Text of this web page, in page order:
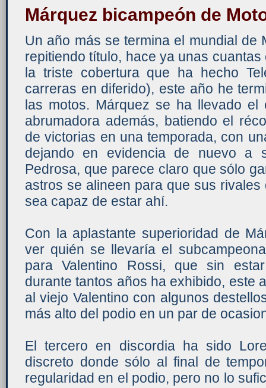
Márquez bicampeón de
Un año más se termina el mundial de
repitiendo título, hace ya unas
la triste cobertura que ha hecho
carreras en diferido), este año he
las motos. Márquez se ha llevado el
abrumadora además, batiendo el
de victorias en una temporada, con
dejando en evidencia de nuevo a
Pedrosa, que parece claro que sólo
astros se alineen para que sus
sea capaz de estar ahí.
Con la aplastante superioridad de
ver quién se llevaría el
para Valentino Rossi, que sin
durante tantos años ha exhibido, este
al viejo Valentino con algunos
más alto del podio en un par de
El tercero en discordia ha sido
discreto donde sólo al final de
regularidad en el podio, pero no lo